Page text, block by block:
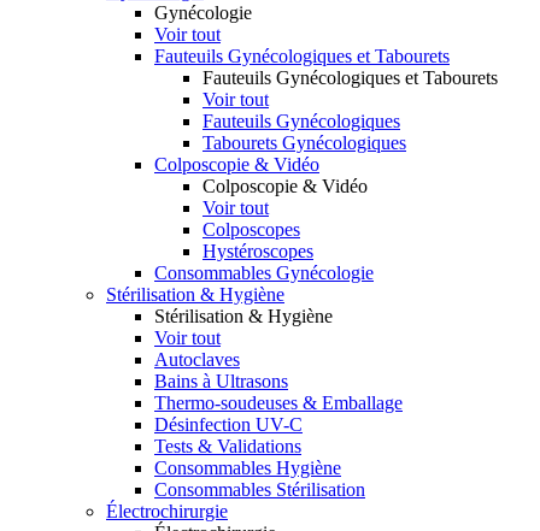
Gynécologie
Voir tout
Fauteuils Gynécologiques et Tabourets
Fauteuils Gynécologiques et Tabourets
Voir tout
Fauteuils Gynécologiques
Tabourets Gynécologiques
Colposcopie & Vidéo
Colposcopie & Vidéo
Voir tout
Colposcopes
Hystéroscopes
Consommables Gynécologie
Stérilisation & Hygiène
Stérilisation & Hygiène
Voir tout
Autoclaves
Bains à Ultrasons
Thermo-soudeuses & Emballage
Désinfection UV-C
Tests & Validations
Consommables Hygiène
Consommables Stérilisation
Électrochirurgie